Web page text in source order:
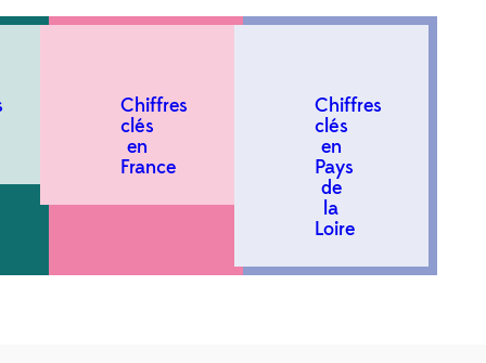
Chiffres
clés
en
France
Chiffres
clés
en
Pays
de
la
Loire